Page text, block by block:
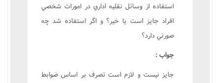
استفاده از وسائل نقليه اداري در امورات شخصي
افراد جايز است يا خير؟ و اگر استفاده شد چه
صورتي دارد؟
جواب :
جايز نيست و لازم است تصرف بر اساس ضوابط